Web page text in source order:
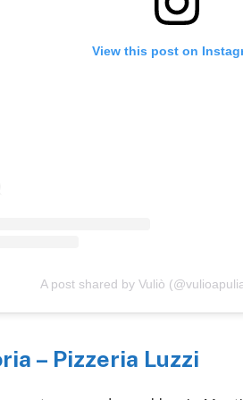
View this post on
A post shared by Vuliò
– Pizzeria Luzzi